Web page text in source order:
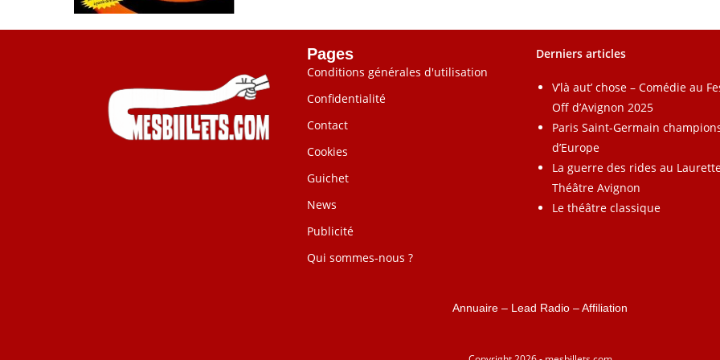
Pages
Conditions générales d'utilisation
Confidentialité
Contact
Cookies
Guichet
News
Publicité
Qui sommes-nous ?
Derniers articles
V’là aut’ chose – Comédie au
Off d’Avignon 2025
Paris Saint-Germain
d’Europe
La guerre des rides au
Théâtre Avignon
Le théâtre classique
Annuaire – Lead Radio –Affiliation